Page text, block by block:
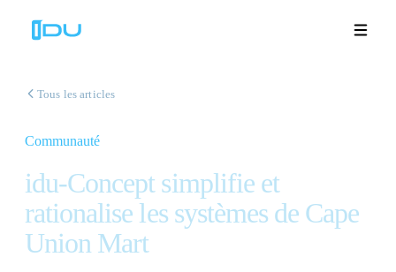
Solutions
Plateforme
Succès mondial
Tous les articles
Communauté
idu-Concept simplifie et
rationalise les systèmes de Cape
Union Mart